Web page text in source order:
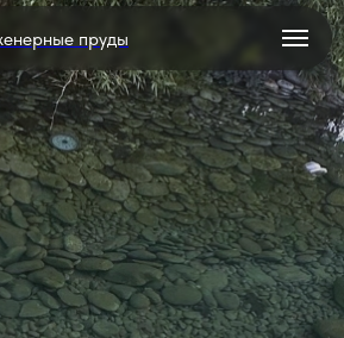
пруды